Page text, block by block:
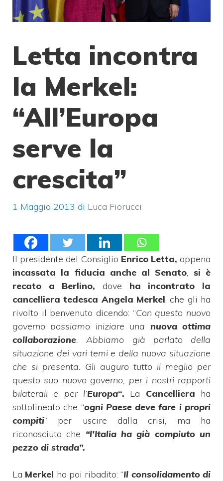
Letta incontra
la Merkel:
“All’Europa
serve la
crescita”
1 Maggio 2013 di Luca Fiorucci
Il presidente del Consiglio Enrico Letta, appena
incassata la fiducia anche al Senato, si è
recato a Berlino, dove ha incontrato la
cancelliera tedesca Angela Merkel, che gli ha
rivolto il benvenuto dicendo: “Con questo nuovo
governo possiamo iniziare una nuova ottima
collaborazione. Abbiamo già parlato della
situazione dei vari temi e della nuova situazione
che si presenta. Gli auguro tutto il meglio per
questo suo nuovo governo, per i nostri rapporti
bilaterali e per l’Europa“. La Cancelliera ha
sottolineato che “ogni Paese deve fare i propri
compiti” per uscire dalla crisi, ma ha
riconosciuto che “l’Italia ha già compiuto un
pezzo di strada”.
La Merkel ha poi ribadito: “Il consolidamento di